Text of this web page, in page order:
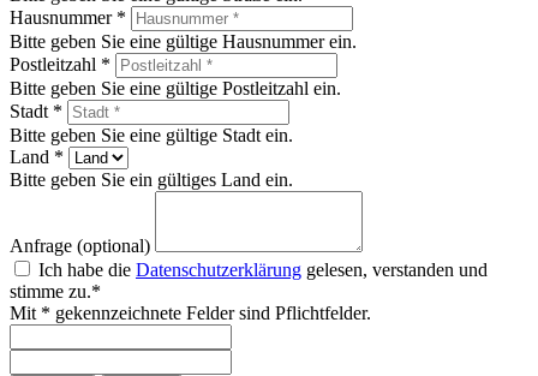
Hausnummer *
Bitte geben Sie eine gültige Hausnummer ein.
Postleitzahl *
Bitte geben Sie eine gültige Postleitzahl ein.
Stadt *
Bitte geben Sie eine gültige Stadt ein.
Land *
Bitte geben Sie ein gültiges Land ein.
Anfrage (optional)
Ich habe die Datenschutzerklärung gelesen, verstanden und
stimme zu.*
Mit * gekennzeichnete Felder sind Pflichtfelder.